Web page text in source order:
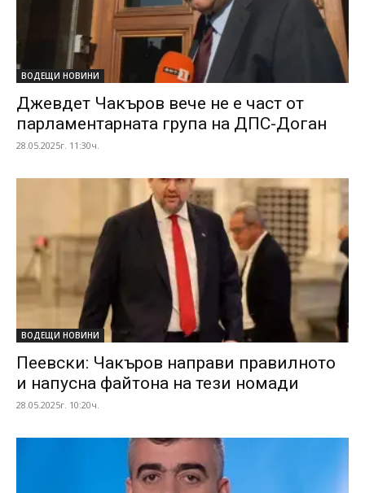
ВОДЕЩИ НОВИНИ
Джевдет Чакъров вече не е част от
парламентарната група на ДПС-Доган
28.05.2025г. 11:30ч.
ВОДЕЩИ НОВИНИ
Пеевски: Чакъров направи правилното
и напусна файтона на тези номади
28.05.2025г. 10:20ч.